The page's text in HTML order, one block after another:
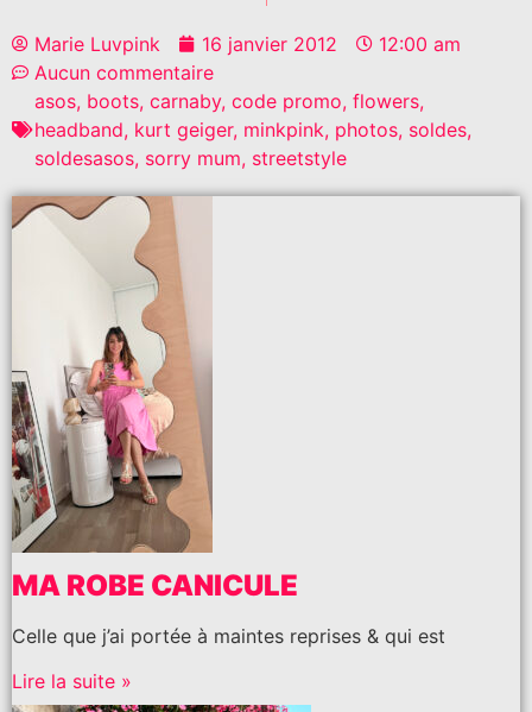
Marie Luvpink 16 janvier 2012
12:00 am
Aucun commentaire
asos, boots, carnaby, code promo, flowers,
headband, kurt geiger, minkpink, photos, soldes,
soldesasos, sorry mum, streetstyle
MA ROBE CANICULE
Celle que j’ai portée à maintes reprises & qui est
Lire la suite »